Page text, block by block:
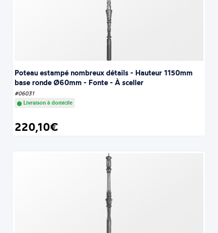
Poteau estampé nombreux détails - Hauteur 1150mm
base ronde Ø60mm - Fonte - À sceller
#06031
Livraison à domicile
220,10€